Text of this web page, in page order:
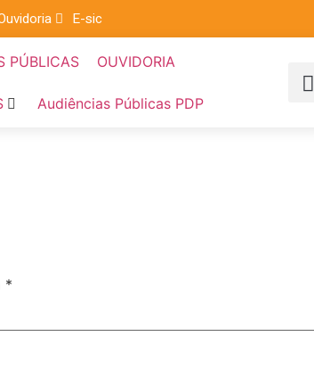
E-sic
PÚBLICAS OUVIDORIA
Audiências Públicas PDP
*